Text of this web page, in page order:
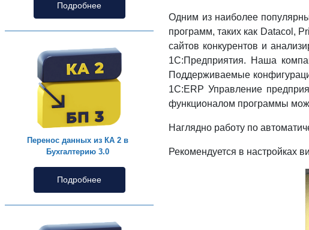
Подробнее
Перенос данных из КА 2 в
Бухгалтерию 3.0
Подробнее
Одним из наиболее
программ, таких как Datacol,
сайтов конкурентов и
1С:Предприятия. Наша
Поддерживаемые
1С:ERP Управление
функционалом программы
Наглядно работу по
Рекомендуется в настройках